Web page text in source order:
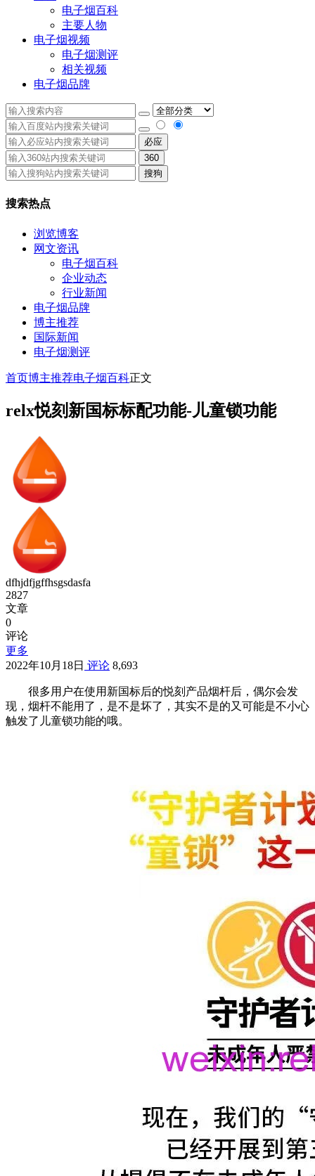
电子烟百科
主要人物
电子烟视频
电子烟测评
相关视频
电子烟品牌
必应
360
搜狗
搜索热点
浏览博客
网文资讯
电子烟百科
企业动态
行业新闻
电子烟品牌
博主推荐
国际新闻
电子烟测评
首页博主推荐电子烟百科正文
relx悦刻新国标标配功能-儿童锁功能
dfhjdfjgffhsgsdasfa
2827
文章
0
评论
更多
2022年10月18日 评论 8,693
很多用户在使用新国标后的悦刻产品烟杆后，偶尔会发
现，烟杆不能用了，是不是坏了，其实不是的又可能是不小心
触发了儿童锁功能的哦。